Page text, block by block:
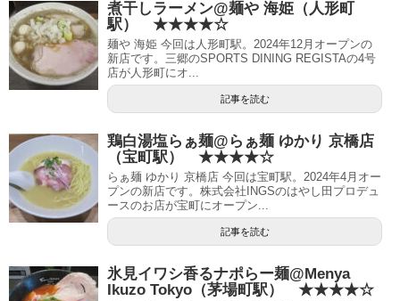
煮干しラーメン@麺や 海姫（人形町
駅） ★★★★☆
麺や 海姫 今回は人形町駅。2024年12月オープンの
新店です。三郷のSPORTS DINING REGISTAの4号
店が人形町にオ...
記事を読む
鶏白湯塩らぁ麺@らぁ麺 ゆかり 京橋店
（宝町駅） ★★★★☆
らぁ麺 ゆかり 京橋店 今回は宝町駅。2024年4月オー
プンの新店です。株式会社INGSのはやし田プロデュ
ースのお店が宝町にオープン...
記事を読む
氷見イワシ香るナポらー麺@Menya
Ikuzo Tokyo（茅場町駅） ★★★★☆